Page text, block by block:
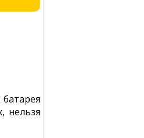
нельзя